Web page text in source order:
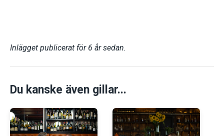
Inlägget publicerat för 6 år sedan.
Du kanske även gillar...